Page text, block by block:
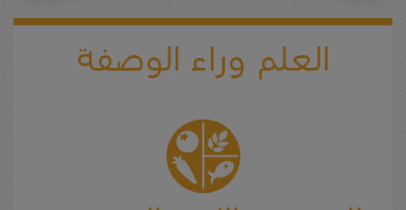
العلم وراء الوصفة